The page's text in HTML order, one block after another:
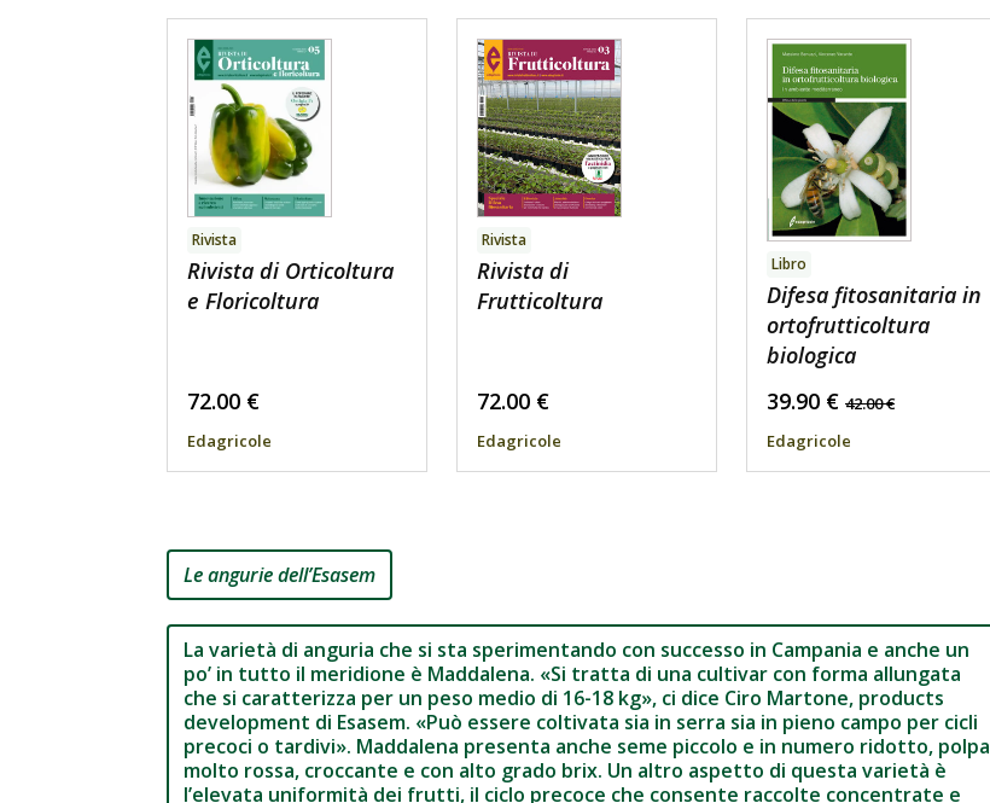
Rivista
Rivista di Orticoltura
e Floricoltura
72.00 €
Edagricole
Rivista
Rivista di
Frutticoltura
72.00 €
Edagricole
Libro
Difesa fitosanitaria in
ortofrutticoltura
biologica
39.90 € 42.00€
Edagricole
Le angurie dell’Esasem
La varietà di anguria che si sta sperimentando con successo in Campania e anche un
po’ in tutto il meridione è Maddalena. «Si tratta di una cultivar con forma allungata
che si caratterizza per un peso medio di 16-18 kg», ci dice Ciro Martone, products
development di Esasem. «Può essere coltivata sia in serra sia in pieno campo per cicli
precoci o tardivi». Maddalena presenta anche seme piccolo e in numero ridotto, polpa
molto rossa, croccante e con alto grado brix. Un altro aspetto di questa varietà è
l’elevata uniformità dei frutti, il ciclo precoce che consente raccolte concentrate e